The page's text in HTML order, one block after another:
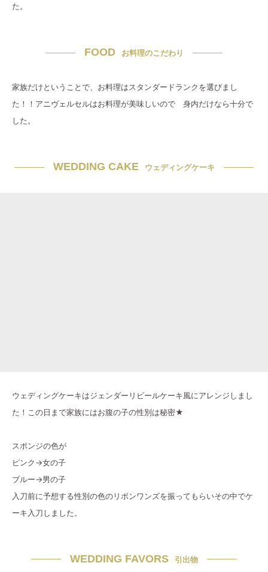
た。
FOOD お料理のこだわり
家族だけということで、お料理はスタンダードランクを選びまし
た！！アニヴェルセルはお料理が美味しいので 身内だけなら十分で
した。
WEDDING CAKE ウェディングケーキ
ウェディングケーキはジェンダーリビールケーキ風にアレンジしまし
た！この日まで家族にはお腹の子の性別は秘密★
スポンジの色が
ピンク→女の子
ブルー→男の子
入刀前に予想する性別の色のリボンワンズを振ってもらいその中でケ
ーキ入刀しました。
WEDDING FAVORS 引出物